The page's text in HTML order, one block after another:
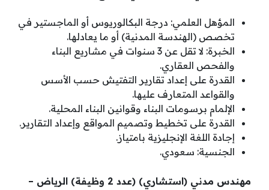
المؤهل العلمي: درجة البكالوريوس أو الماجستير في
تخصص (الهندسة المدنية) أو ما يعادلها.
الخبرة: لا تقل عن 3 سنوات في مشاريع البناء
والفحص العقاري.
القدرة على إعداد تقارير التفتيش حسب الأسس
والقواعد المتعارف عليها.
الإلمام برسومات البناء وقوانين البناء المحلية.
القدرة على تخطيط وتصميم المواقع وإعداد التقارير.
إجادة اللغة الإنجليزية بامتياز.
الجنسية: سعودي.
مهندس مدني (استشاري) (عدد 2 وظيفة) الرياض –